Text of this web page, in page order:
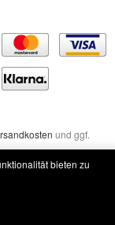
und ggf.
bieten zu